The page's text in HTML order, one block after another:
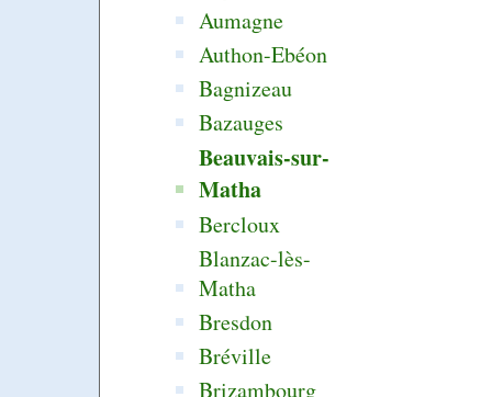
Aumagne
Authon-Ebéon
Bagnizeau
Bazauges
Beauvais-sur-
Matha
Bercloux
Blanzac-lès-
Matha
Bresdon
Bréville
Brizambourg